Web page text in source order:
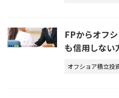
FPからオフ
も信用しない
オフショア積立投